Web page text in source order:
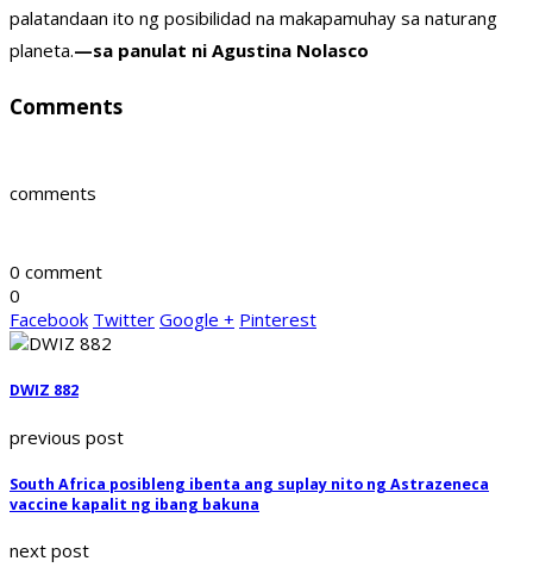
palatandaan ito ng posibilidad na makapamuhay sa naturang
planeta.—sa panulat ni Agustina Nolasco
Comments
comments
0 comment
0
Facebook Twitter Google + Pinterest
DWIZ 882
previous post
South Africa posibleng ibenta ang suplay nito ng Astrazeneca
vaccine kapalit ng ibang bakuna
next post